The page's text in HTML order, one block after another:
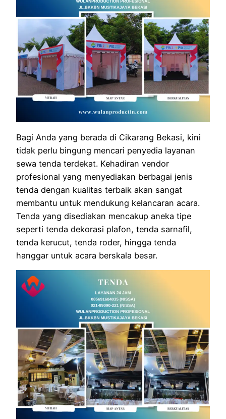
Bagi Anda yang berada di Cikarang Bekasi, kini
tidak perlu bingung mencari penyedia layanan
sewa tenda terdekat. Kehadiran vendor
profesional yang menyediakan berbagai jenis
tenda dengan kualitas terbaik akan sangat
membantu untuk mendukung kelancaran acara.
Tenda yang disediakan mencakup aneka tipe
seperti tenda dekorasi plafon, tenda sarnafil,
tenda kerucut, tenda roder, hingga tenda
hanggar untuk acara berskala besar.